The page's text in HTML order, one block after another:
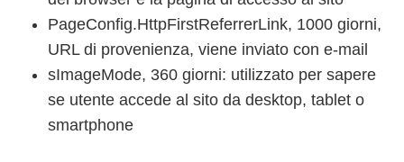
PageConfig.HttpFirstReferrerLink, 1000 giorni,
URL di provenienza, viene inviato con e-mail
sImageMode, 360 giorni: utilizzato per sapere
se utente accede al sito da desktop, tablet o
smartphone